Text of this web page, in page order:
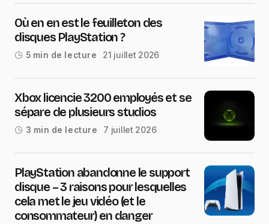
Où en en est le feuilleton des
disques PlayStation ?
5 min de lecture 21 juillet 2026
Xbox licencie 3200 employés et se
sépare de plusieurs studios
3 min de lecture 7 juillet 2026
PlayStation abandonne le support
disque – 3 raisons pour lesquelles
cela met le jeu vidéo (et le
consommateur) en danger